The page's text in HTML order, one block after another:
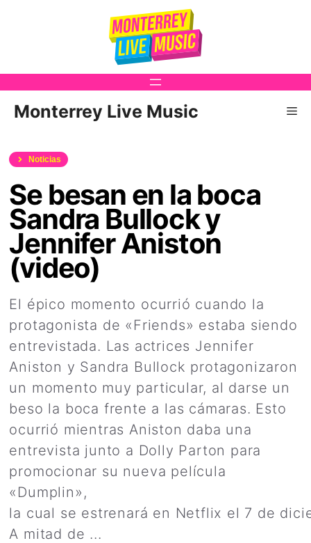
Monterrey Live Music
Noticias
Se besan en la boca
Sandra Bullock y
Jennifer Aniston
(video)
El épico momento ocurrió cuando la
protagonista de «Friends» estaba siendo
entrevistada. Las actrices Jennifer
Aniston y Sandra Bullock protagonizaron
un momento muy particular, al darse un
beso la boca frente a las cámaras. Esto
ocurrió mientras Aniston daba una
entrevista junto a Dolly Parton para
promocionar su nueva película
«Dumplin»,
la cual se estrenará en Netflix el 7 de
A mitad de ...